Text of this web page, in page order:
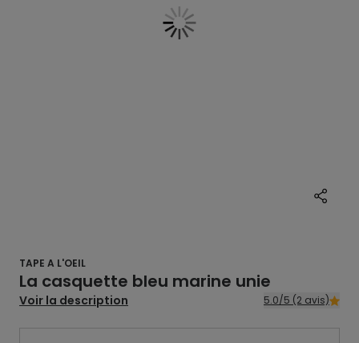
TAPE A L'OEIL
La casquette bleu marine unie
Voir la description 5.0/5 (2 avis)